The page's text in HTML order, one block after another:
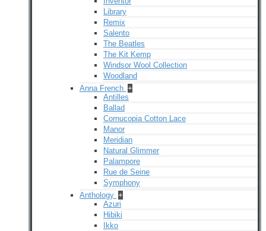
Library
Remix
Salento
The Beatles
The Kit Kemp
Windsor Wool Collection
Woodland
Anna French +
Antilles
Ballad
Cornucopia Cotton Lace
Manor
Meridian
Natural Glimmer
Palampore
Rue de Seine
Symphony
Anthology +
Azuri
Hibiki
Ikko